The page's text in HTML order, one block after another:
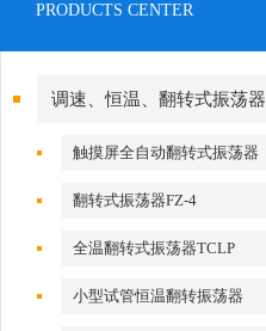
PRODUCTS CENTER
调速、恒温、翻转式振荡器
触摸屏全自动翻转式振荡器
翻转式振荡器FZ-4
全温翻转式振荡器TCLP
小型试管恒温翻转振荡器